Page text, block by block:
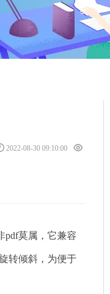
2022-08-30 09:10:00
莫属，它兼容
转倾斜，为便于